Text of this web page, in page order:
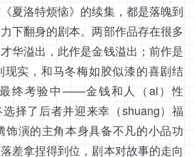
夏洛特烦恼》的续集，都是落魄到
下翻身的剧本。两部作品存在很多
华溢出，此作是金钱溢出；前作是
现实，和马冬梅如胶似漆的喜剧结
终考验中——金钱和人（ai）性
选择了后者并迎来幸（shuang）福
饰演的主角本身具备不凡的小品功
差拿捏得到位，剧本对故事的走向